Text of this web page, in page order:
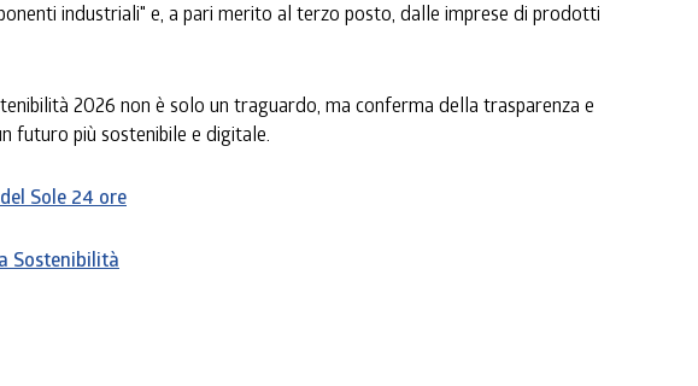
industriali" e, a pari merito al terzo posto, dalle imprese di prodotti
2026 non è solo un traguardo, ma conferma della trasparenza e
futuro più sostenibile e digitale.
Sole 24 ore
Sostenibilità